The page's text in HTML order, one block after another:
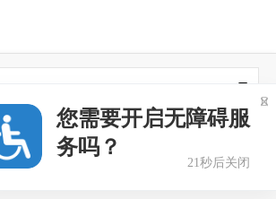
您需要开启无障碍服
务吗？
20秒后关闭
